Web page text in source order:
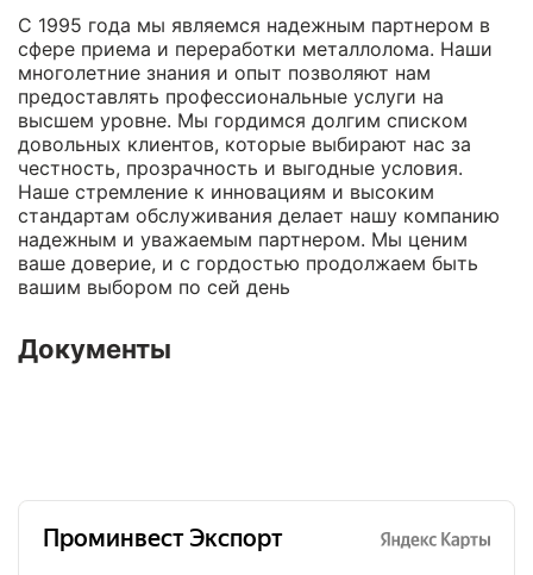
С 1995 года мы являемся надежным партнером в
сфере приема и переработки металлолома. Наши
многолетние знания и опыт позволяют нам
предоставлять профессиональные услуги на
высшем уровне. Мы гордимся долгим списком
довольных клиентов, которые выбирают нас за
честность, прозрачность и выгодные условия.
Наше стремление к инновациям и высоким
стандартам обслуживания делает нашу компанию
надежным и уважаемым партнером. Мы ценим
ваше доверие, и с гордостью продолжаем быть
вашим выбором по сей день
Документы